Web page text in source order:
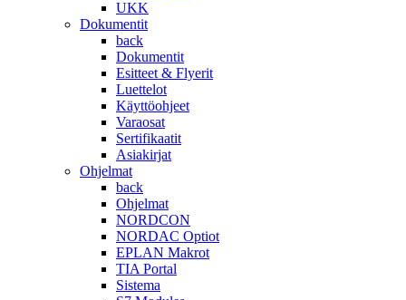
UKK
Dokumentit
back
Dokumentit
Esitteet & Flyerit
Luettelot
Käyttöohjeet
Varaosat
Sertifikaatit
Asiakirjat
Ohjelmat
back
Ohjelmat
NORDCON
NORDAC Optiot
EPLAN Makrot
TIA Portal
Sistema